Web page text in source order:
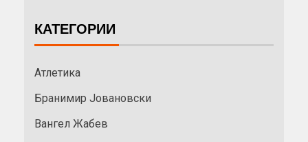
КАТЕГОРИИ
Атлетика
Бранимир Јовановски
Вангел Жабев